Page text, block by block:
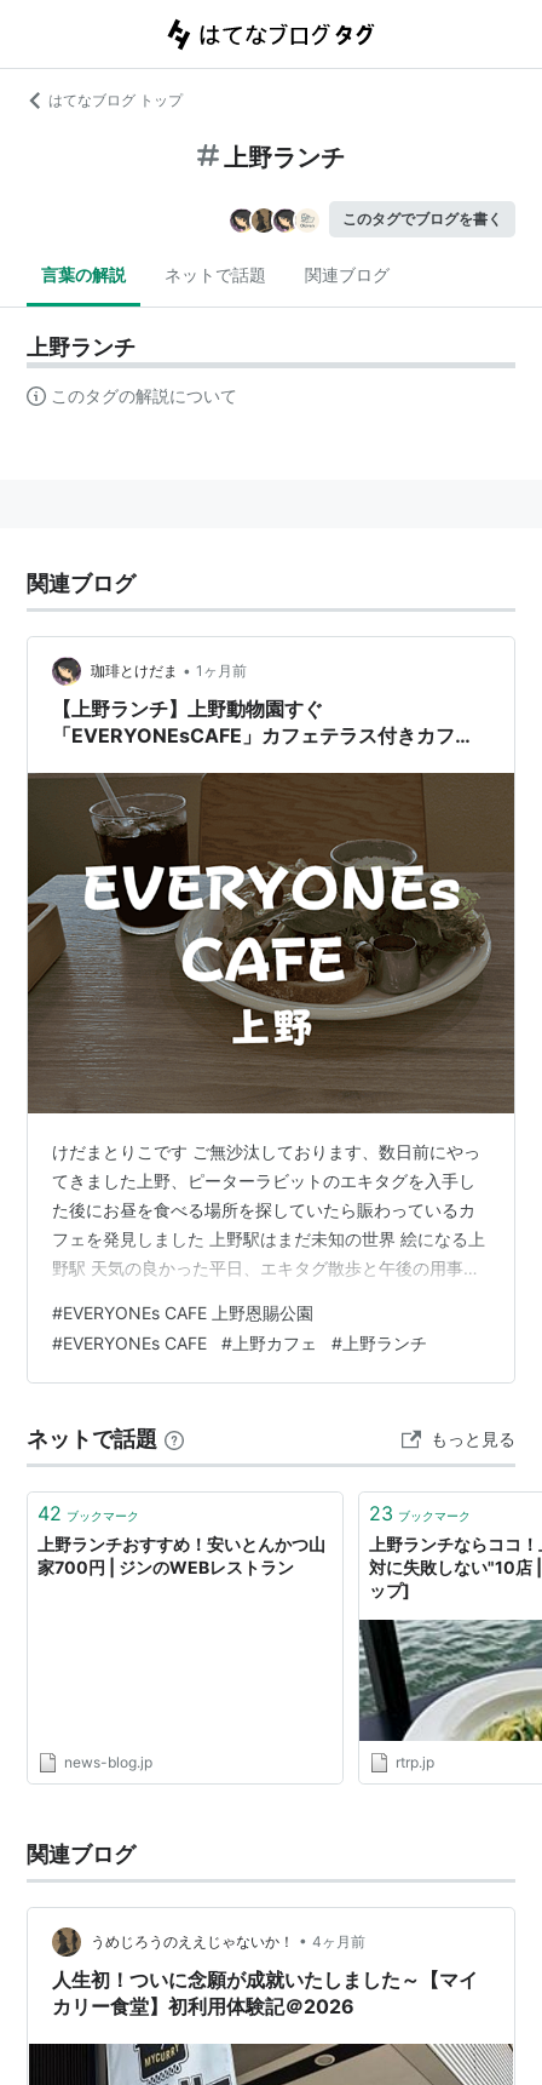
はてなブログ トップ
上野ランチ
このタグでブログを書く
言葉の解説 ネットで話題 関連ブログ
上野ランチ
このタグの解説について
関連ブログ
珈琲とけだま • 1ヶ月前
【上野ランチ】上野動物園すぐ
「EVERYONEsCAFE」カフェテラス付きカフェ
けだまとりこです ご無沙汰しております、数日前にやっ
てきました上野、ピーターラビットのエキタグを入手し
た後にお昼を食べる場所を探していたら賑わっているカ
フェを発見しました 上野駅はまだ未知の世界 絵になる上
野駅 天気の良かった平日、エキタグ散歩と午後の用事の
www.kedamatoriko.com 久々の上野動物園 動物園には
行ってません！ エキタグのためならどこまでも、エキタ
グがあったんですよ、門の前に EVERYONEs CAFE ひと
カフェが1軒、覗くと満席のご様子、時間がない、ここに
しますか…
#EVERYONEs CAFE 上野恩賜公園
#EVERYONEs CAFE # 上野カフェ # 上野ランチ
ネットで話題 もっと見る
42 ブックマーク
上野ランチおすすめ！安いとんかつ山
家700円 | ジンのWEBレストラン
news-blog.jp
23 ブックマーク
上野ランチならココ
対に失敗しない"10店
ップ]
rtrp.jp
関連ブログ
うめじろうのええじゃないか！ • 4ヶ月前
人生初！ついに念願が成就いたしました～【マイ
カリー食堂】初利用体験記＠2026